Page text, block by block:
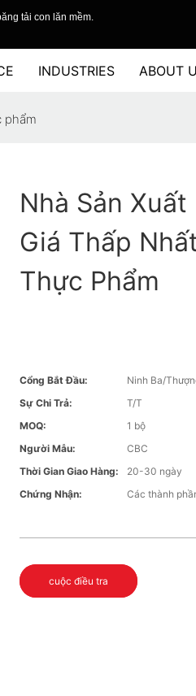
tải con lăn mềm.
INDUSTRIES ABOUT
phẩm
Nhà Sản
Giá Thấp
Thực Phẩm
Cổng Bắt Đầu:
Ninh Ba/
Sự Chi Trả:
T/T
MOQ:
1 bộ
Người Mẫu:
CBC
Thời Gian Giao Hàng:
20-30 ngày
Chứng Nhận:
Các thành
cuộc điều tra